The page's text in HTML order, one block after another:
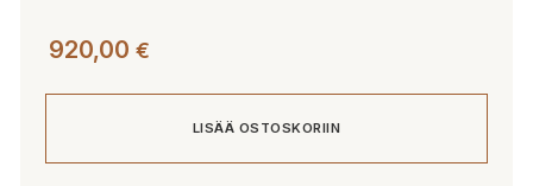
920,00 €
LISÄÄ OSTOSKORIIN